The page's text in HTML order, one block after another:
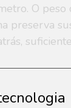
O
preserva